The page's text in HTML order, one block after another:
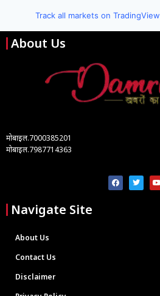
Track all markets on TradingView
About Us
मोबाइल.7000385201
मोबाइल.7987714363
Navigate Site
About Us
Contact Us
Disclaimer